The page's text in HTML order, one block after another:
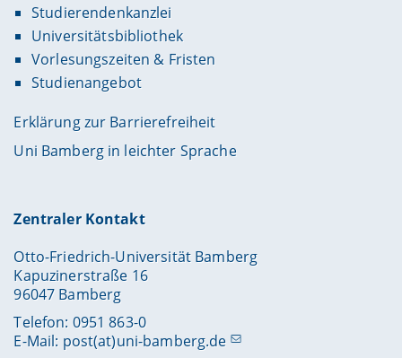
Studierendenkanzlei
Universitätsbibliothek
Vorlesungszeiten & Fristen
Studienangebot
Erklärung zur Barrierefreiheit
Uni Bamberg in leichter Sprache
Zentraler Kontakt
Otto-Friedrich-Universität Bamberg
Kapuzinerstraße 16
96047 Bamberg
Telefon: 0951 863-0
E-Mail: post(at)uni-bamberg.de